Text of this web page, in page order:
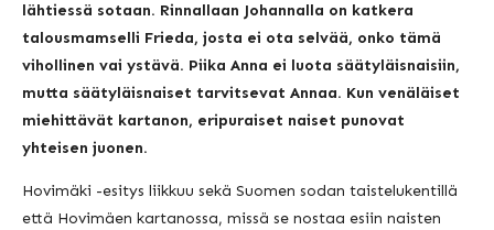
lähtiessä sotaan. Rinnallaan Johannalla on katkera
talousmamselli Frieda, josta ei ota selvää, onko tämä
vihollinen vai ystävä. Piika Anna ei luota säätyläisnaisiin,
mutta säätyläisnaiset tarvitsevat Annaa. Kun venäläiset
miehittävät kartanon, eripuraiset naiset punovat
yhteisen juonen.
Hovimäki -esitys liikkuu sekä Suomen sodan taistelukentillä
että Hovimäen kartanossa, missä se nostaa esiin naisten